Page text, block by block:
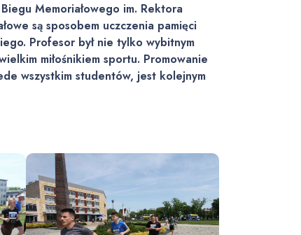
Memoriałowego im. Rektora
są sposobem uczczenia pamięci
Profesor był nie tylko wybitnym
miłośnikiem sportu. Promowanie
wszystkim studentów, jest kolejnym